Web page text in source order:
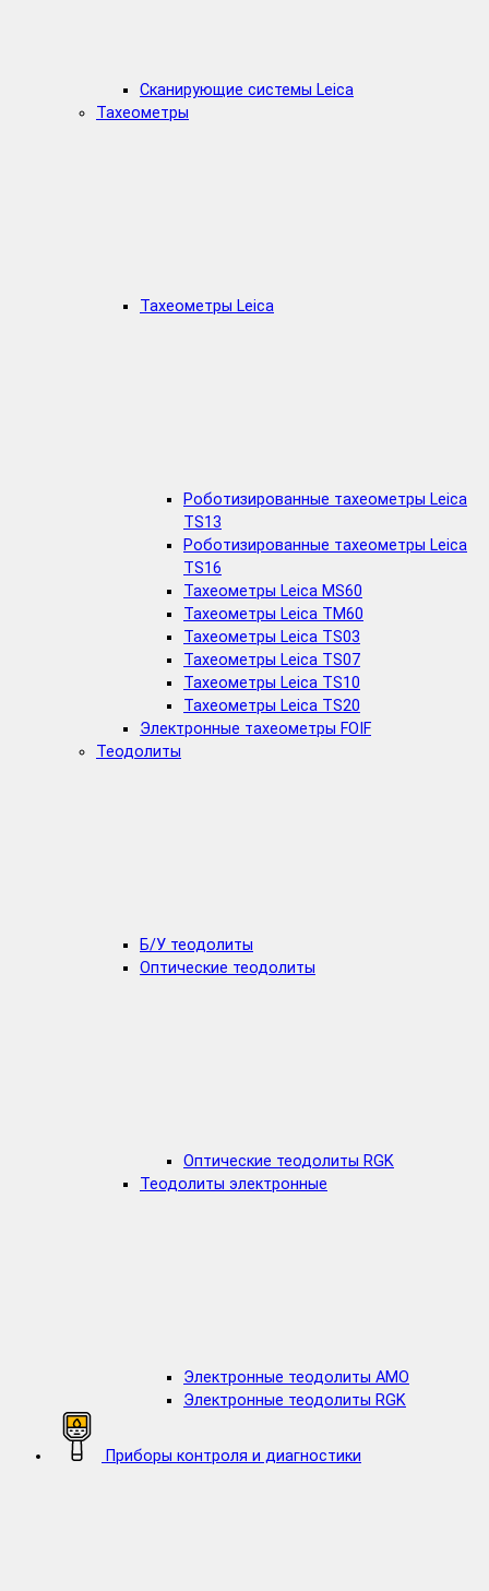
Сканирующие системы Leica
Тахеометры
Тахеометры Leica
Роботизированные тахеометры Leica
TS13
Роботизированные тахеометры Leica
TS16
Тахеометры Leica MS60
Тахеометры Leica TM60
Тахеометры Leica TS03
Тахеометры Leica TS07
Тахеометры Leica TS10
Тахеометры Leica TS20
Электронные тахеометры FOIF
Теодолиты
Б/У теодолиты
Оптические теодолиты
Оптические теодолиты RGK
Теодолиты электронные
Электронные теодолиты AMO
Электронные теодолиты RGK
Приборы контроля и диагностики